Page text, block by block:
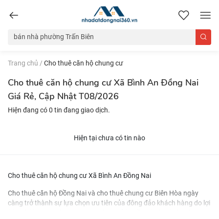
nhadatdongnai360.vn
Trang chủ / Cho thuê căn hộ chung cư
Cho thuê căn hộ chung cư Xã Bình An Đồng Nai
Giá Rẻ, Cập Nhật T08/2026
Hiện đang có 0 tin đang giao dịch.
Hiện tại chưa có tin nào
Cho thuê căn hộ chung cư Xã Bình An Đồng Nai
Cho thuê căn hộ Đồng Nai và cho thuê chung cư Biên Hòa ngày
càng trở thành sự lựa chọn ưu tiên của đông đảo khách hàng do lợi